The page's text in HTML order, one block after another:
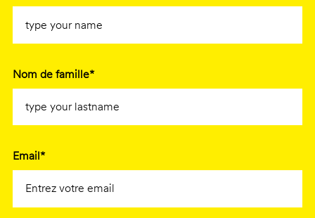
Nom de famille*
Email*